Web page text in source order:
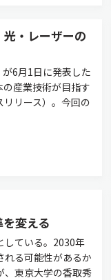
光・レーザーの
6月1日に発表した
産業技術が目指す
リース）。今回の
変える
している。2030年
れる可能性があるか
、東京大学の香取秀